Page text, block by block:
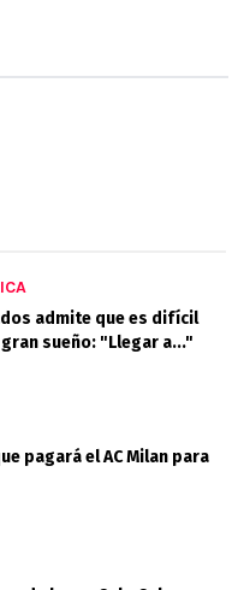
admite que es difícil
sueño: "Llegar a..."
pagará el AC Milan para